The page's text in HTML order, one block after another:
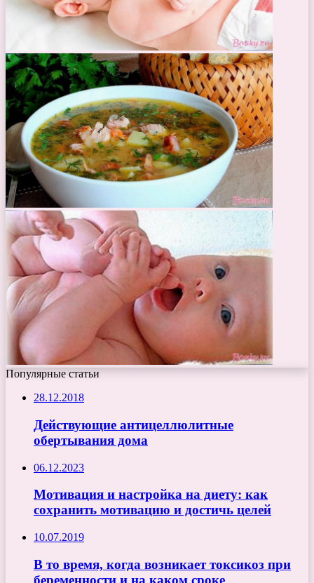
Популярные статьи
28.12.2018
Действующие антицеллюлитные
обертывания дома
06.12.2023
Мотивация и настройка на диету: как
сохранить мотивацию и достичь целей
10.07.2019
В то время, когда возникает токсикоз при
беременности и на каком сроке